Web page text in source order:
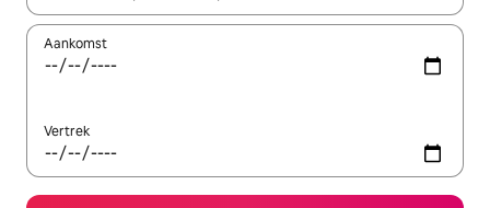
Aankomst
Vertrek